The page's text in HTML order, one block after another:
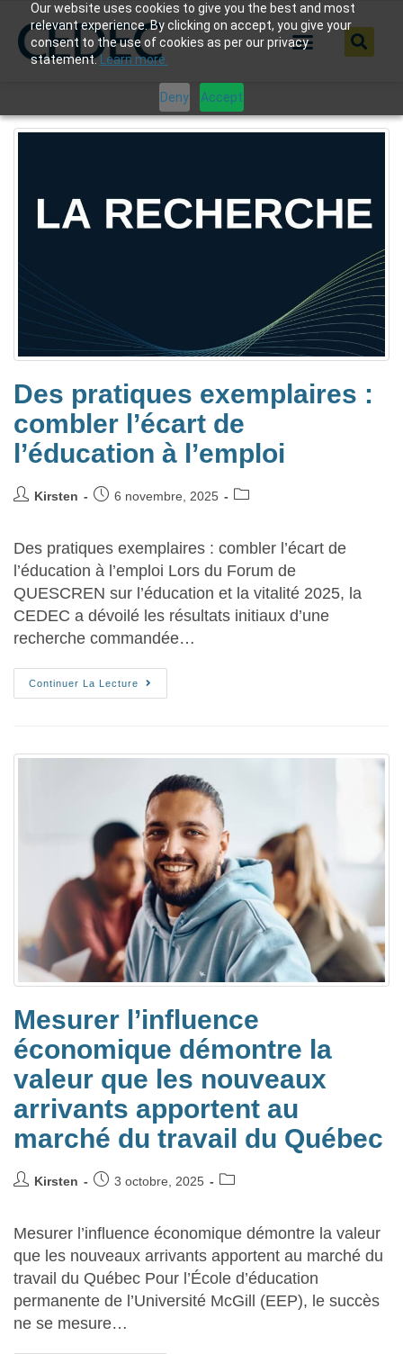
Our website uses cookies to give you the best and most
relevant experience. By clicking on accept, you give your
consent to the use of cookies as per our privacy
statement.Learn more.
Deny Accept
Des pratiques exemplaires :
combler l’écart de
l’éducation à l’emploi
Kirsten 6 novembre, 2025
Des pratiques exemplaires : combler l’écart de
l’éducation à l’emploi Lors du Forum de
QUESCREN sur l’éducation et la vitalité 2025, la
CEDEC a dévoilé les résultats initiaux d’une
recherche commandée…
Continuer La Lecture
Mesurer l’influence
économique démontre la
valeur que les nouveaux
arrivants apportent au
marché du travail du Québec
Kirsten 3 octobre, 2025
Mesurer l’influence économique démontre la valeur
que les nouveaux arrivants apportent au marché du
travail du Québec Pour l’École d’éducation
permanente de l’Université McGill (EEP), le succès
ne se mesure…